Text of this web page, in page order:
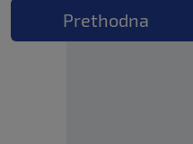
Prethodna